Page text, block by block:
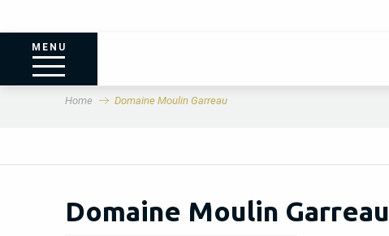
MENU
Home Domaine Moulin Garreau
Domaine Moulin Garreau